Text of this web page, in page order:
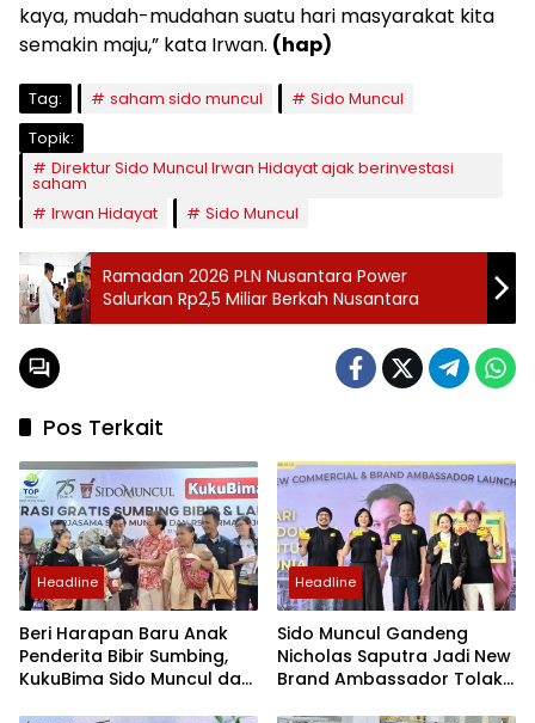
kaya, mudah-mudahan suatu hari masyarakat kita
semakin maju,” kata Irwan. (hap)
Tag: saham sido muncul
Sido Muncul
Topik:
Direktur Sido Muncul Irwan Hidayat ajak berinvestasi
saham
Irwan Hidayat
Sido Muncul
Ramadan 2026 PLN Nusantara Power
Salurkan Rp2,5 Miliar Berkah Nusantara
Pos Terkait
Headline
Beri Harapan Baru Anak
Penderita Bibir Sumbing,
KukuBima Sido Muncul dan
Headline
Sido Muncul Gandeng
Nicholas Saputra Jadi New
Brand Ambassador Tolak